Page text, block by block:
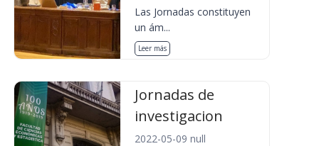
Las Jornadas constituyen
un ám...
Leer más
Jornadas de
investigacion
2022-05-09 null